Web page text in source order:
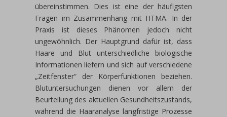
übereinstimmen. Dies ist eine der häufigsten
Fragen im Zusammenhang mit HTMA. In der
Praxis ist dieses Phänomen jedoch nicht
ungewöhnlich. Der Hauptgrund dafür ist, dass
Haare und Blut unterschiedliche biologische
Informationen liefern und sich auf verschiedene
„Zeitfenster“ der Körperfunktionen beziehen.
Blutuntersuchungen dienen vor allem der
Beurteilung des aktuellen Gesundheitszustands,
während die Haaranalyse langfristige Prozesse